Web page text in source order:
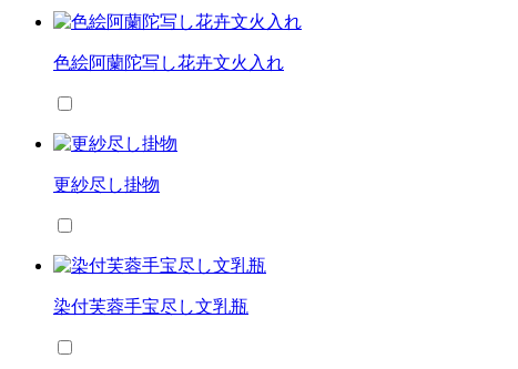
色絵阿蘭陀写し花卉文火入れ
更紗尽し掛物
染付芙蓉手宝尽し文乳瓶